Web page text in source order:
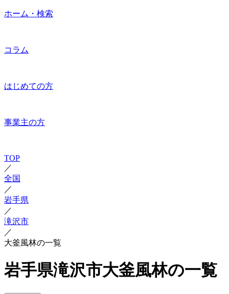
ホーム・検索
コラム
はじめての方
事業主の方
TOP
／
全国
／
岩手県
／
滝沢市
／
大釜風林の一覧
岩手県滝沢市大釜風林の一覧